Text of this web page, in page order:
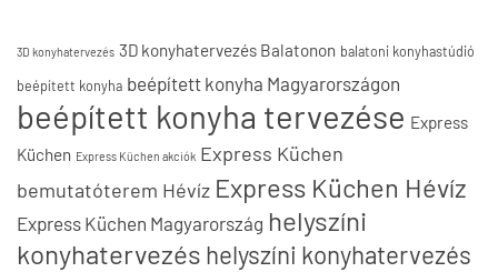
3D konyhatervezés 3D konyhatervezés Balatonon balatoni konyhastúdió
beépített konyha beépített konyha Magyarországon
beépített konyha tervezése Express
Küchen Express Küchen akciók Express Küchen
bemutatóterem Hévíz Express Küchen Hévíz
Express Küchen Magyarország helyszíni
konyhatervezés helyszíni konyhatervezés